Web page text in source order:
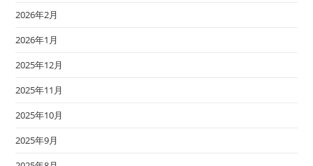
2026年2月
2026年1月
2025年12月
2025年11月
2025年10月
2025年9月